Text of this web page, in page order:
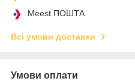
Meest ПОШТА
Всі умови доставки
Умови оплати